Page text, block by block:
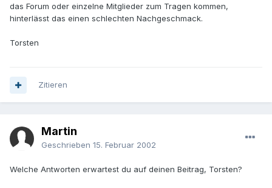
das Forum oder einzelne Mitglieder zum Tragen kommen,
hinterlässt das einen schlechten Nachgeschmack.
Torsten
Zitieren
Martin
Geschrieben 15. Februar 2002
Welche Antworten erwartest du auf deinen Beitrag, Torsten?